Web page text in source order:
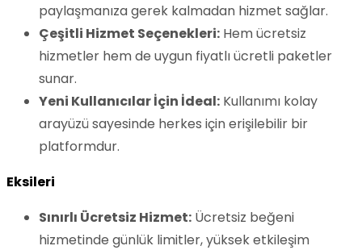
paylaşmanıza gerek kalmadan hizmet sağlar.
Çeşitli Hizmet Seçenekleri: Hem ücretsiz
hizmetler hem de uygun fiyatlı ücretli paketler
sunar.
Yeni Kullanıcılar İçin İdeal: Kullanımı kolay
arayüzü sayesinde herkes için erişilebilir bir
platformdur.
Eksileri
Sınırlı Ücretsiz Hizmet: Ücretsiz beğeni
hizmetinde günlük limitler, yüksek etkileşim